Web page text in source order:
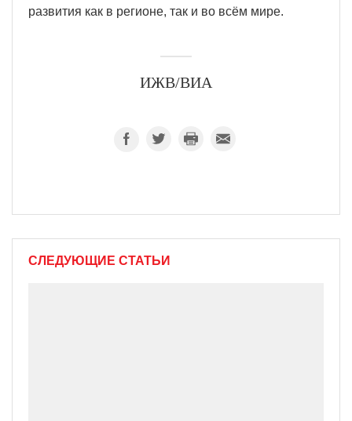
развития как в регионе, так и во всём мире.
ИЖВ/ВИА
СЛЕДУЮЩИЕ СТАТЬИ